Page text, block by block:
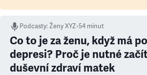
Podcasty:Ženy XYZ•54 minut
Co to je za ženu, když má
depresi? Proč je nutné
duševní zdraví matek